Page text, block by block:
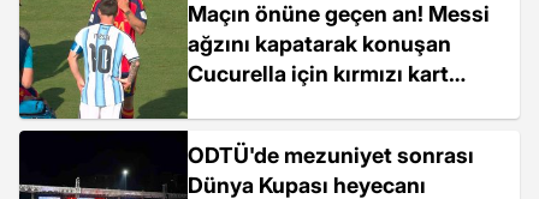
Maçın önüne geçen an! Messi
ağzını kapatarak konuşan
Cucurella için kırmızı kart
ODTÜ'de mezuniyet sonrası
Dünya Kupası heyecanı